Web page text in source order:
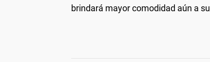
brindará mayor comodidad aún a